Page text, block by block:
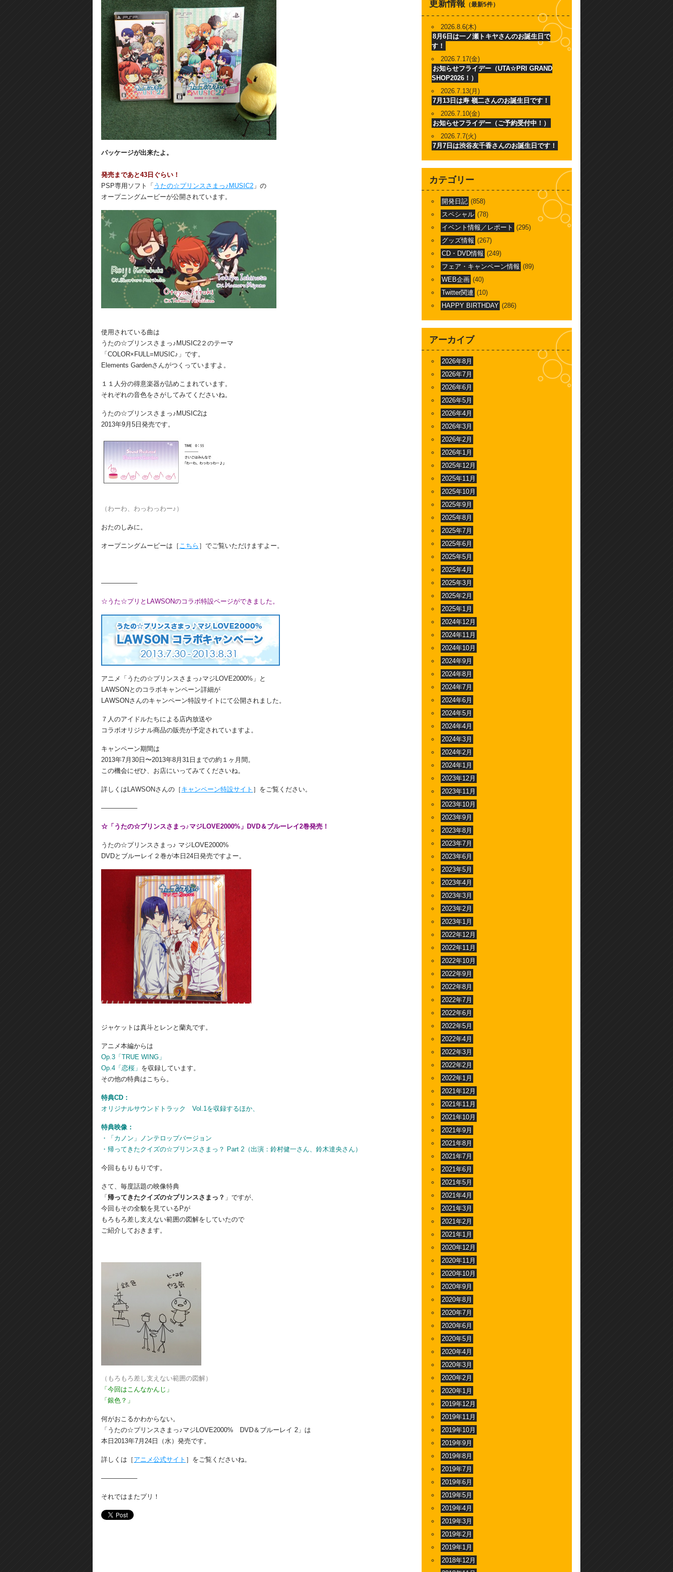
パッケージが出来たよ。
発売まであと43日ぐらい！
PSP専用ソフト「 うたの☆プリンスさまっ♪MUSIC2 」の
オープニングムービーが公開されています。
使用されている曲は
うたの☆プリンスさまっ♪MUSIC2２のテーマ
「COLOR×FULL=MUSIC♪」です。
Elements Gardenさんがつくっていますよ。
１１人分の得意楽器が詰めこまれています。
それぞれの音色をさがしてみてくださいね。
うたの☆プリンスさまっ♪MUSIC2は
2013年9月5日発売です。
（わーわ、わっわっわー♪）
おたのしみに。
オープニングムービーは［ こちら ］でご覧いただけますよー。
—————–
☆うた☆プリとLAWSONのコラボ特設ページができました。
アニメ「うたの☆プリンスさまっ♪マジLOVE2000%」と
LAWSONとのコラボキャンペーン詳細が
LAWSONさんのキャンペーン特設サイトにて公開されました。
７人のアイドルたちによる店内放送や
コラボオリジナル商品の販売が予定されていますよ。
キャンペーン期間は
2013年7月30日〜2013年8月31日までの約１ヶ月間。
この機会にぜひ、お店にいってみてくださいね。
詳しくはLAWSONさんの［ キャンペーン特設サイト ］をご覧ください。
—————–
☆「うたの☆プリンスさまっ♪マジLOVE2000%」DVD＆ブルーレイ2巻発売！
うたの☆プリンスさまっ♪ マジLOVE2000%
DVDとブルーレイ２巻が本日24日発売ですよー。
ジャケットは真斗とレンと蘭丸です。
アニメ本編からは
Op.3「TRUE WING」
Op.4「恋桜」 を収録しています。
その他の特典はこちら。
特典CD：
オリジナルサウンドトラック Vol.1を収録するほか、
特典映像：
・「カノン」ノンテロップバージョン
・帰ってきたクイズの☆プリンスさまっ？ Part 2 （出演：鈴村健一さん、鈴木達央さん）
今回ももりもりです。
さて、毎度話題の映像特典
「 帰ってきたクイズの☆プリンスさまっ？ 」ですが、
今回もその全貌を見ているPが
もろもろ差し支えない範囲の図解をしていたので
ご紹介しておきます。
（もろもろ差し支えない範囲の図解）
「今回はこんなかんじ」
「銀色？」
何がおこるかわからない。
「うたの☆プリンスさまっ♪マジLOVE2000% DVD＆ブルーレイ 2」は
本日2013年7月24日（水）発売です。
詳しくは［ アニメ公式サイト ］をご覧くださいね。
—————–
それではまたプリ！
更新情報 （最新5件）
2026.8.6(木)
8月6日は一ノ瀬トキヤさんのお誕生日で
す！
2026.7.17(金)
お知らせフライデー（UTA☆PRI GRAND
SHOP2026！）
2026.7.13(月)
7月13日は寿 嶺二さんのお誕生日です！
2026.7.10(金)
お知らせフライデー（ご予約受付中！）
2026.7.7(火)
7月7日は渋谷友千香さんのお誕生日です！
カテゴリー
開発日記 (858)
スペシャル (78)
イベント情報／レポート (295)
グッズ情報 (267)
CD・DVD情報 (249)
フェア・キャンペーン情報 (89)
WEB企画 (40)
Twitter関連 (10)
HAPPY BIRTHDAY (286)
アーカイブ
2026年8月
2026年7月
2026年6月
2026年5月
2026年4月
2026年3月
2026年2月
2026年1月
2025年12月
2025年11月
2025年10月
2025年9月
2025年8月
2025年7月
2025年6月
2025年5月
2025年4月
2025年3月
2025年2月
2025年1月
2024年12月
2024年11月
2024年10月
2024年9月
2024年8月
2024年7月
2024年6月
2024年5月
2024年4月
2024年3月
2024年2月
2024年1月
2023年12月
2023年11月
2023年10月
2023年9月
2023年8月
2023年7月
2023年6月
2023年5月
2023年4月
2023年3月
2023年2月
2023年1月
2022年12月
2022年11月
2022年10月
2022年9月
2022年8月
2022年7月
2022年6月
2022年5月
2022年4月
2022年3月
2022年2月
2022年1月
2021年12月
2021年11月
2021年10月
2021年9月
2021年8月
2021年7月
2021年6月
2021年5月
2021年4月
2021年3月
2021年2月
2021年1月
2020年12月
2020年11月
2020年10月
2020年9月
2020年8月
2020年7月
2020年6月
2020年5月
2020年4月
2020年3月
2020年2月
2020年1月
2019年12月
2019年11月
2019年10月
2019年9月
2019年8月
2019年7月
2019年6月
2019年5月
2019年4月
2019年3月
2019年2月
2019年1月
2018年12月